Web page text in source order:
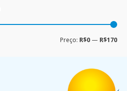
Preço: R$0 — R$170